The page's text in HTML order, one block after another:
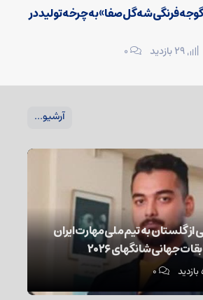
فرنگی شه گل صفا» به چرخه تولید در
۰
آرشیو...
از گلستان به تیم ملی مهارت ایران
جهانی شانگهای ۲۰۲۶
۰